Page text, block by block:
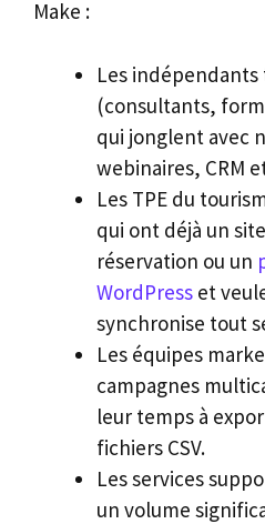
Make :
Les
(consultants,
qui jonglent avec
webinaires, CRM
Les TPE du
qui ont déjà un
réservation ou un
WordPress et
synchronise tout
Les équipes
campagnes
leur temps à
fichiers CSV.
Les services
un volume